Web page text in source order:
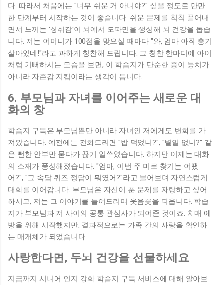
다. 따라서 처음에는 "너무 쉬운 거 아니야?" 싶을 정도로 만만
한 단계부터 시작하는 것이 좋습니다. 쉬운 문제를 척척 풀어내
면서 느끼는 '성취감'이 뇌에서 도파민을 생성해 뇌 건강을 돕습
니다. 저는 어머니가 100점을 맞으실 때마다 "와, 엄마 아직 총기
살아있네!"라고 과하게 칭찬해 드립니다. 그 칭찬 한마디에 아이
처럼 기뻐하시는 모습을 보면, 이 학습지가 단순한 종이 뭉치가
아니라 자존감 지킴이라는 생각이 듭니다.
6. 부모님과 자녀를 이어주는 새로운 대
화의 창
학습지 구독은 부모님뿐만 아니라 자녀인 저에게도 변화를 가
져왔습니다. 예전에는 전화드리면 "밥 먹었니?", "별일 없니?" 같
은 뻔한 안부만 묻다가 끊기 일쑤였습니다. 하지만 이제는 대화
의 소재가 풍성해졌습니다. "엄마, 이번 주 미로 찾기는 어땠
어?", "그 속담 퀴즈 정답이 뭐였어?"라고 물어보며 자연스럽게
대화를 이어갑니다. 부모님은 자신이 푼 문제를 자랑하고 싶어
하시고, 저는 그 이야기를 들어드리며 웃음꽃을 피웁니다. 학습
지가 부모님과 저 사이의 공통 관심사가 되어준 것이죠. 치매 예
방을 위해 시작했지만, 결과적으로는 가족 간의 사랑을 확인하
는 매개체가 되었습니다.
사랑한다면, 두뇌 건강을 선물하세요
지금까지 시니어 인지 강화 학습지 구독 서비스에 대해 알아보